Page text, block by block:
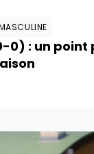
0) : un point